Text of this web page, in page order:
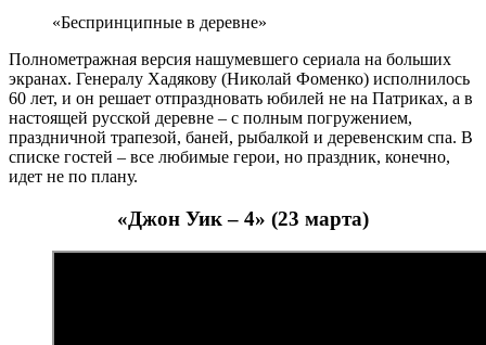
«Беспринципные в деревне»
Полнометражная версия нашумевшего сериала на больших
экранах. Генералу Хадякову (Николай Фоменко) исполнилось
60 лет, и он решает отпраздновать юбилей не на Патриках, а в
настоящей русской деревне – с полным погружением,
праздничной трапезой, баней, рыбалкой и деревенским спа. В
списке гостей – все любимые герои, но праздник, конечно,
идет не по плану.
«Джон Уик – 4» (23 марта)